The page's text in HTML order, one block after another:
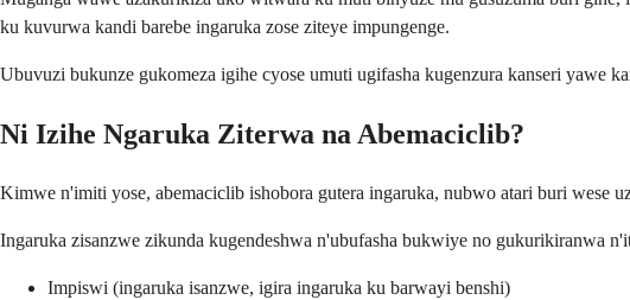
ku kuvurwa kandi barebe ingaruka zose ziteye impungenge.
Ubuvuzi bukunze gukomeza igihe cyose umuti ugifasha kugenzura kanseri yawe
Ni Izihe Ngaruka Ziterwa na Abemaciclib?
Kimwe n'imiti yose, abemaciclib ishobora gutera ingaruka, nubwo atari buri
Ingaruka zisanzwe zikunda kugendeshwa n'ubufasha bukwiye no gukurikiranwa
Impiswi (ingaruka isanzwe, igira ingaruka ku barwayi benshi)